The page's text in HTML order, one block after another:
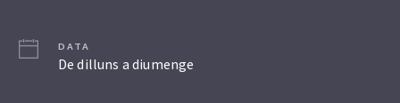
DATA
De dilluns a diumenge